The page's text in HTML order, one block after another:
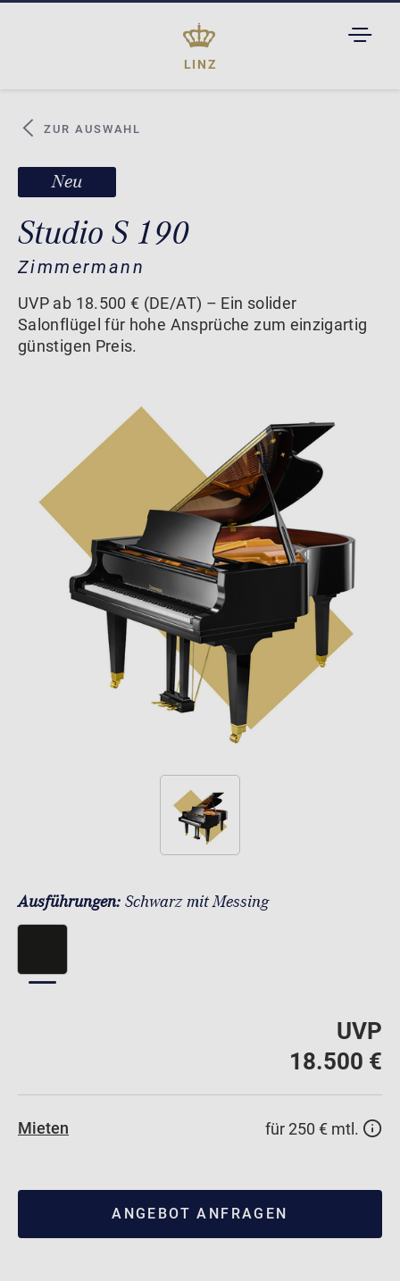
LINZ
ZUR AUSWAHL
Neu
Studio S 190
Zimmermann
UVP ab 18.500 € (DE/AT) – Ein solider
Salonflügel für hohe Ansprüche zum einzigartig
günstigen Preis.
Ausführungen: Schwarz mit Messing
UVP
18.500 €
Mieten für 250 € mtl.
ANGEBOT ANFRAGEN